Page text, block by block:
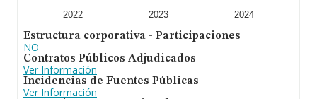
En resumen, la actividad deAprehendo Val Miñor S.L
como idiomas, corte y confección, mecanografía,
taquigrafía, preparación de exámenes y oposiciones y
similares. En cuanto a la posición en el ranking de
sectores, la empresa ha ganado posiciones. Se ha
posicionado mejor en el ranking nacional (de todas las
empresas presentes en el territorio) frente al 2023.
2022 2023 2024
Estructura corporativa - Participaciones
NO
Contratos Públicos Adjudicados
Ver Información
Incidencias de Fuentes Públicas
Ver Información